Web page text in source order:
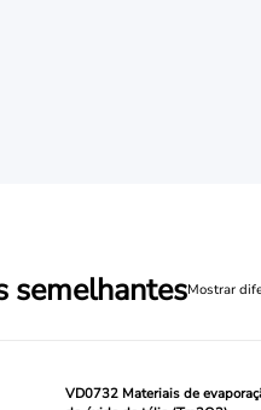
semelhantesMostrar
VD0732 Materiais de